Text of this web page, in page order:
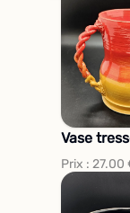
Vase
Prix : 27.00